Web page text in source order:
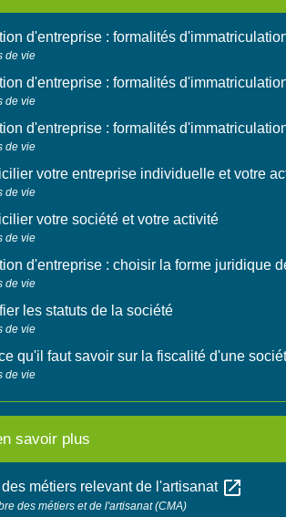
d'entreprise : formalités
de vie
d'entreprise : formalités
de vie
d'entreprise : formalités
de vie
votre entreprise individuelle et votre
de vie
votre société et votre activité
de vie
d'entreprise : choisir la forme juridique
de vie
les statuts de la société
de vie
qu'il faut savoir sur la fiscalité d'une
de vie
savoir plus
des métiers relevant de l'artisanat open_in_new
des métiers et de l'artisanat (CMA)